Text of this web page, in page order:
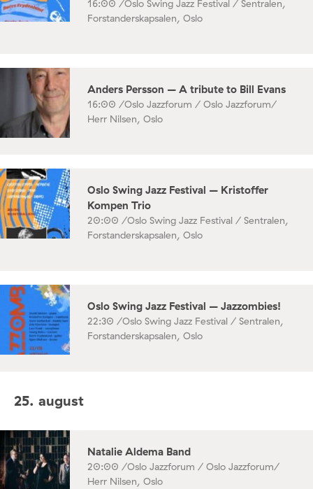
16:00 /Oslo Swing Jazz Festival / Sentralen,
Forstanderskapsalen, Oslo
Anders Persson – A tribute to Bill Evans
16:00 /Oslo Jazzforum / Oslo Jazzforum/
Herr Nilsen, Oslo
Oslo Swing Jazz Festival – Kristoffer
Kompen Trio
20:00 /Oslo Swing Jazz Festival / Sentralen,
Forstanderskapsalen, Oslo
Oslo Swing Jazz Festival – Jazzombies!
22:30 /Oslo Swing Jazz Festival / Sentralen,
Forstanderskapsalen, Oslo
25. august
Natalie Aldema Band
20:00 /Oslo Jazzforum / Oslo Jazzforum/
Herr Nilsen, Oslo